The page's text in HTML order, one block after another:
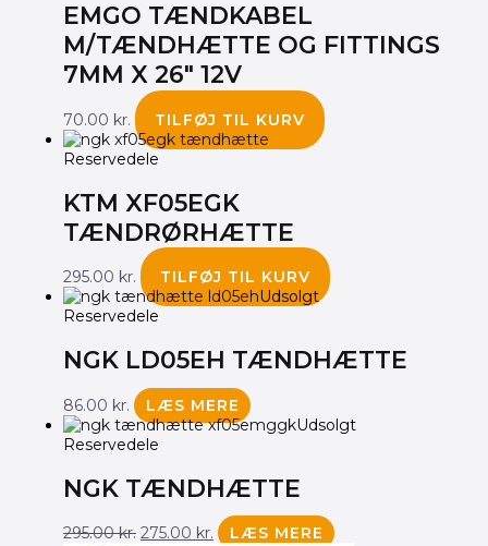
EMGO TÆNDKABEL
M/TÆNDHÆTTE OG FITTINGS
7MM X 26″ 12V
70.00 kr.
TILFØJ TIL KURV
Reservedele
KTM XF05EGK
TÆNDRØRHÆTTE
295.00 kr.
TILFØJ TIL KURV
Udsolgt
Reservedele
NGK LD05EH TÆNDHÆTTE
86.00 kr.
LÆS MERE
Udsolgt
Reservedele
NGK TÆNDHÆTTE
295.00kr. 275.00 kr. LÆS MERE